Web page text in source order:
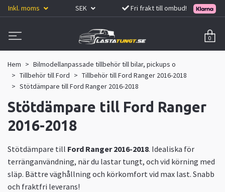
Inkl. moms SEK Fri frakt till ombud!
0
Hem
Bilmodellanpassade tillbehör till bilar, pickups o
Tillbehör till Ford
Tillbehör till Ford Ranger 2016-2018
Stötdämpare till Ford Ranger 2016-2018
Stötdämpare till Ford Ranger
2016-2018
Stötdämpare till Ford Ranger 2016-2018. Idealiska för
terränganvändning, när du lastar tungt, och vid körning med
släp. Bättre väghållning och körkomfort vid max last. Snabb
och fraktfri leverans!